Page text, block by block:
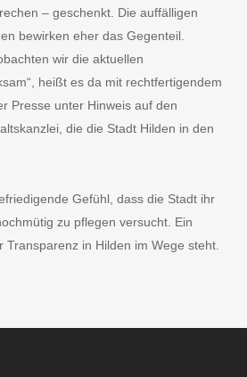
– geschenkt. Die auffälligen
bewirken eher das Gegenteil.
wir die aktuellen
heißt es da mit rechtfertigendem
Presse unter Hinweis auf den
die die Stadt Hilden in den
Gefühl, dass die Stadt ihr
zu pflegen versucht. Ein
in Hilden im Wege steht.